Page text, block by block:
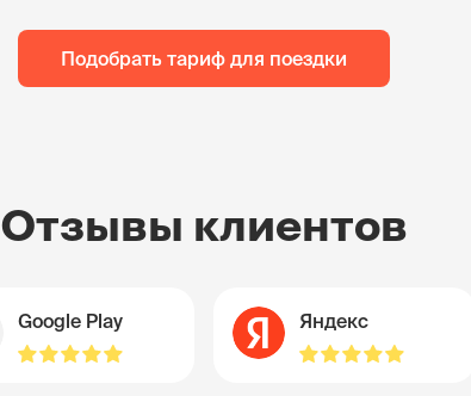
Подобрать тариф для поездки
Отзывы клиентов
Google Play Яндекс